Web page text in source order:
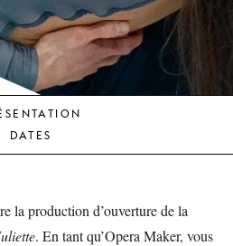
JEUNE
PUBLIC
LA
MONNAIE
SOUTENIR
DATES
la production d’ouverture de la
. En tant qu’Opera Maker, vous